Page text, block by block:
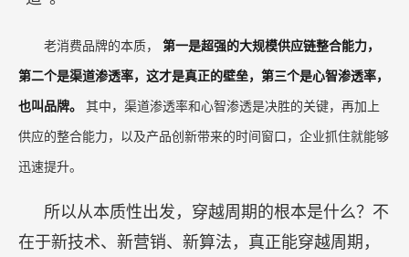
新消费和老消费谁更赚钱、谁更代表先进性？
很多新消费认为自己懂很多新技术、新营销、新
算法，就觉得自己更加先进。事实上错了，实际上
质、核心，新消费会的是“术”，而老消费会的是
“道”。